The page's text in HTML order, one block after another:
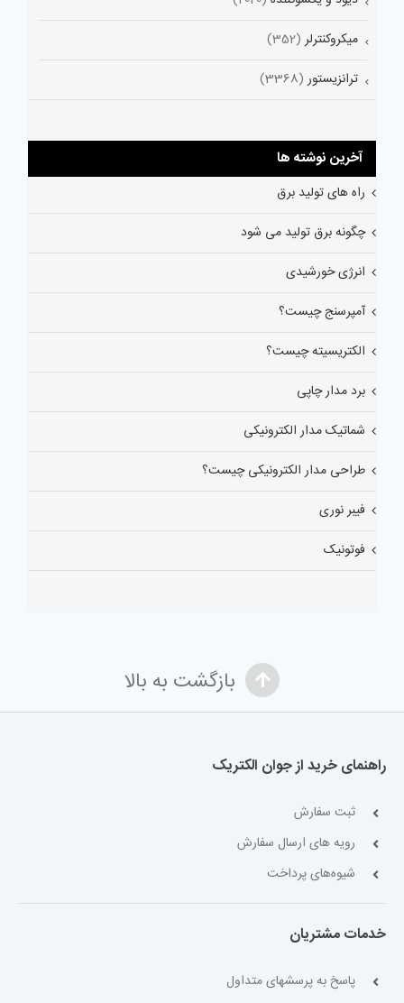
میکروکنترلر (352)
ترانزیستور (3368)
آخرین نوشته ها
راه های تولید برق
چگونه برق تولید می شود
انرژی خورشیدی
آمپرسنج چیست؟
الکتریسیته چیست؟
برد مدار چاپی
شماتیک مدار الکترونیکی
طراحی مدار الکترونیکی چیست؟
فیبر نوری
فوتونیک
بازگشت به بالا
راهنمای خرید از جوان الکتریک
ثبت سفارش
رویه های ارسال سفارش
شیوه‌های پرداخت
خدمات مشتریان
پاسخ به پرسشهای متداول